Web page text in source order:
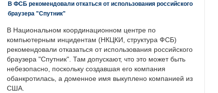
В ФСБ рекомендовали откаться от использования российского
браузера "Спутник"
В Национальном координационном центре по
компьютерным инцидентам (НКЦКИ, структура ФСБ)
рекомендовали отказаться от использования российского
браузера "Спутник". Там допускают, что это может быть
небезопасно, поскольку создавшая его компания
обанкротилась, а доменное имя выкуплено компанией из
США.